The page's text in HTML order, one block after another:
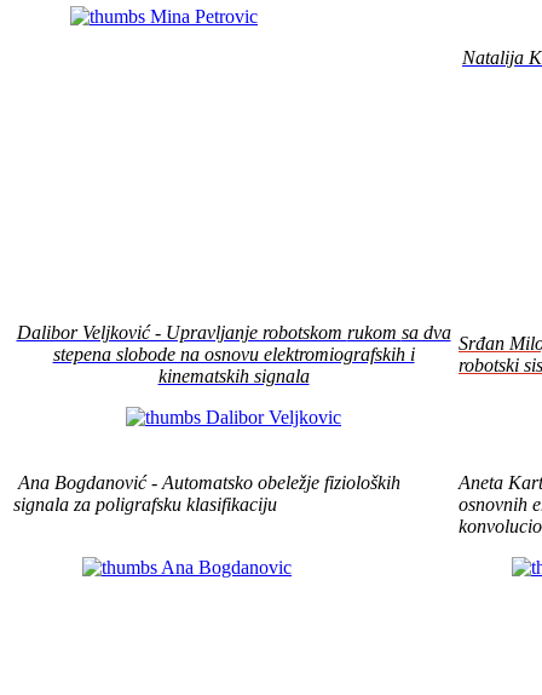
Natalija
Dalibor Veljković - Upravljanje robotskom rukom sa dva
stepena slobode na osnovu elektromiografskih i
kinematskih signala
Srđan
robotski
Ana Bogdanović - Automatsko obeležje fizioloških
signala za poligrafsku klasifikaciju
Aneta
osnovnih